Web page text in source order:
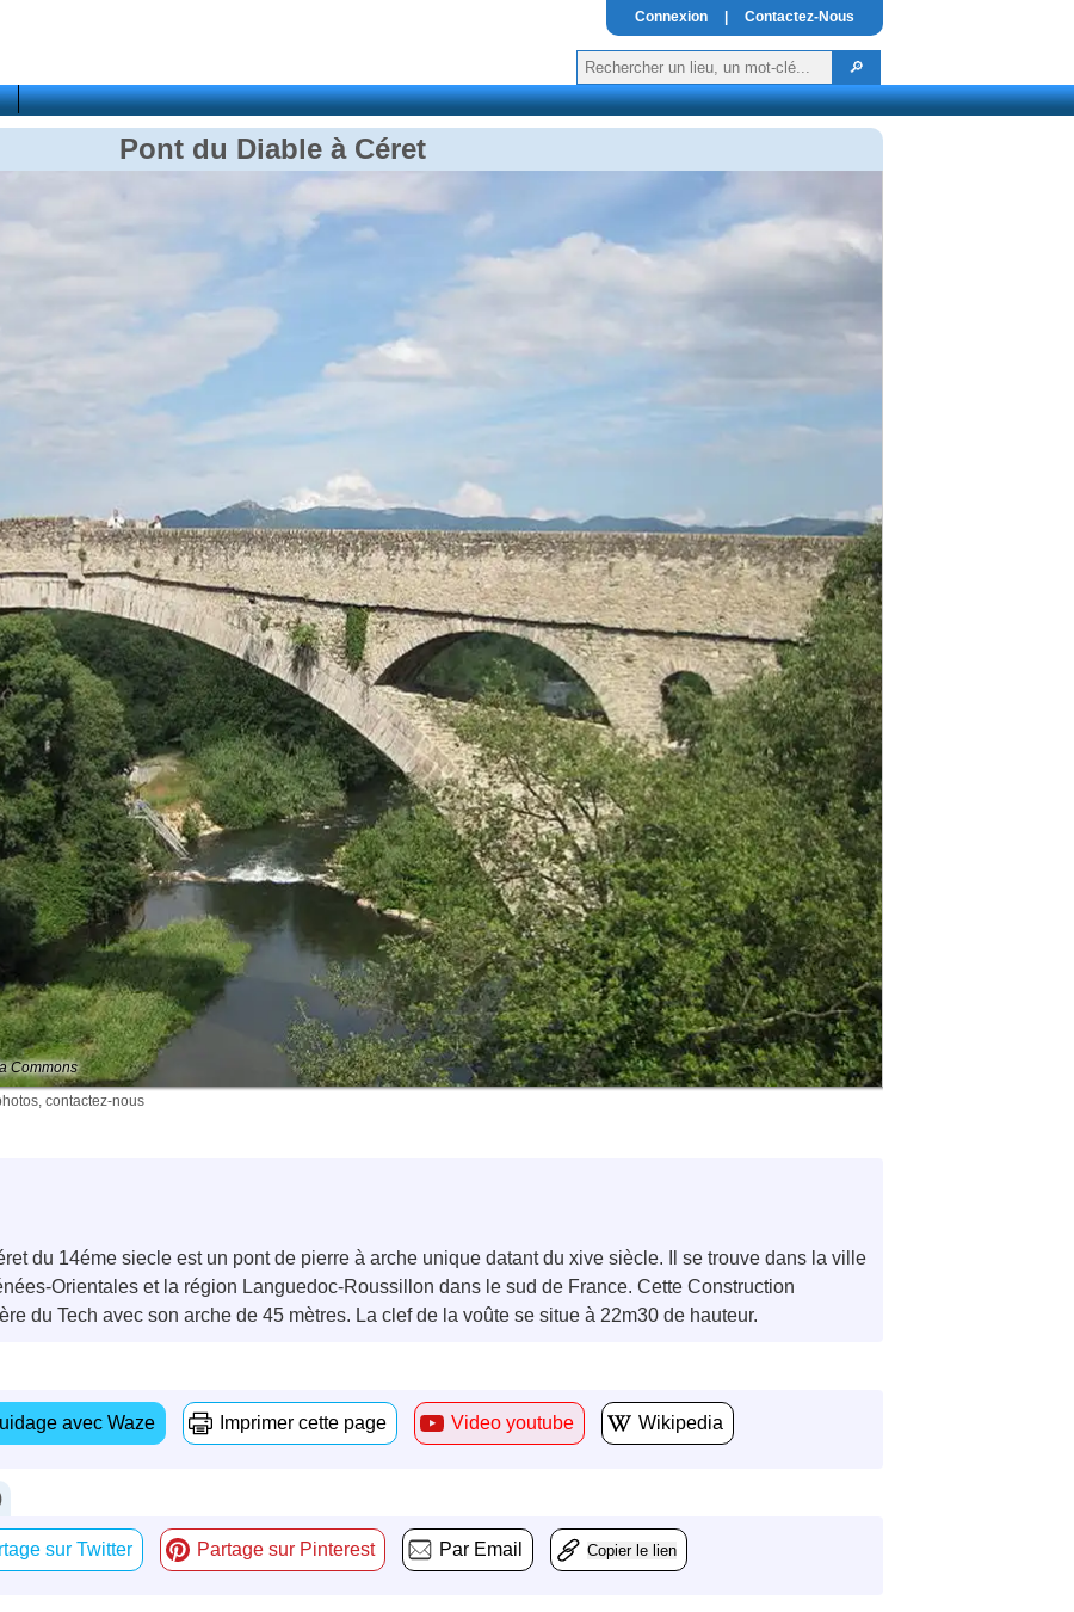
Connexion Contactez-Nous
Pont du Diable à Céret
Commons
contactez-nous
du 14éme siecle est un pont de pierre à arche unique datant du xive siècle. Il se trouve dans la ville
Orientales et la région Languedoc-Roussillon dans le sud de France. Cette Construction
du Tech avec son arche de 45 mètres. La clef de la voûte se situe à 22m30 de hauteur.
avec Waze Imprimer cette page Video youtube Wikipedia
sur Twitter Partage sur Pinterest Par Email Copier le lien